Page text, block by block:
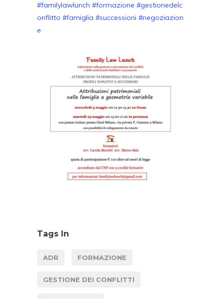
#familylawlunch #formazione #gestionedelc
onflitto #famiglia #successioni #negoziazion
e
Tags In
ADR FORMAZIONE
GESTIONE DEI CONFLITTI